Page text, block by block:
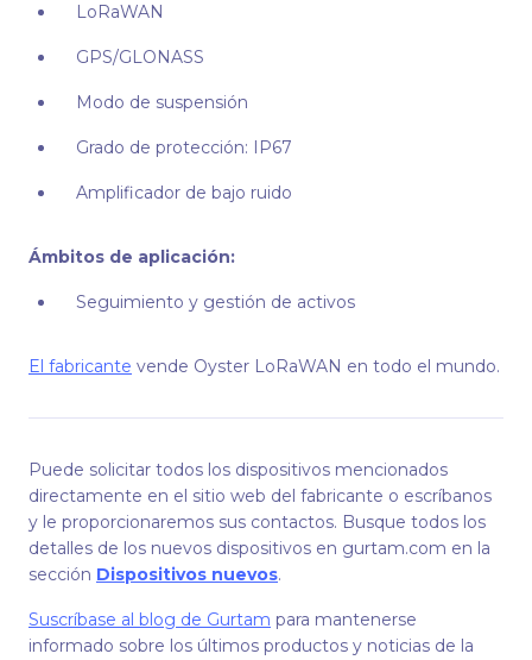
LoRaWAN
GPS/GLONASS
Modo de suspensión
Grado de protección: IP67
Amplificador de bajo ruido
Ámbitos de aplicación:
Seguimiento y gestión de activos
El fabricante vende Oyster LoRaWAN en todo el mundo.
Puede solicitar todos los dispositivos mencionados
directamente en el sitio web del fabricante o escríbanos
y le proporcionaremos sus contactos. Busque todos los
detalles de los nuevos dispositivos en gurtam.com en la
sección Dispositivos nuevos.
Suscríbase al blog de Gurtam para mantenerse
informado sobre los últimos productos y noticias de la